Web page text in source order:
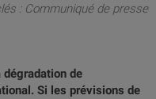
: Communiqué de presse
de
Si les prévisions de